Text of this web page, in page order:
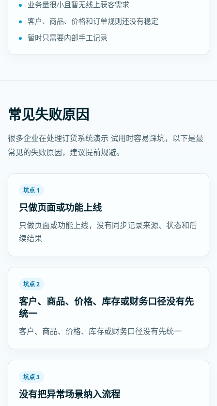
业务量很小且暂无线上获客需求
客户、商品、价格和订单规则还没有稳定
暂时只需要内部手工记录
常见失败原因
很多企业在处理订货系统演示 试用时容易踩坑，以下是最
常见的失败原因，建议提前规避。
坑点 1
只做页面或功能上线
只做页面或功能上线，没有同步记录来源、状态和后
续结果
坑点 2
客户、商品、价格、库存或财务口径没有先
统一
客户、商品、价格、库存或财务口径没有先统一
坑点 3
没有把异常场景纳入流程